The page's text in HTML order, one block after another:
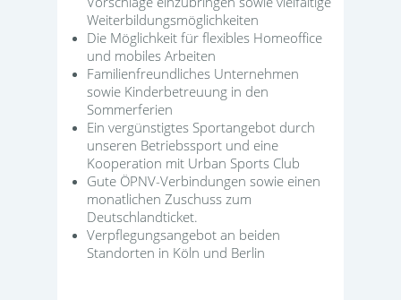
Weiterbildungsmöglichkeiten
Die Möglichkeit für flexibles Homeoffice
und mobiles Arbeiten
Familienfreundliches Unternehmen
sowie Kinderbetreuung in den
Sommerferien
Ein vergünstigtes Sportangebot durch
unseren Betriebssport und eine
Kooperation mit Urban Sports Club
Gute ÖPNV-Verbindungen sowie einen
monatlichen Zuschuss zum
Deutschlandticket.
Verpflegungsangebot an beiden
Standorten in Köln und Berlin